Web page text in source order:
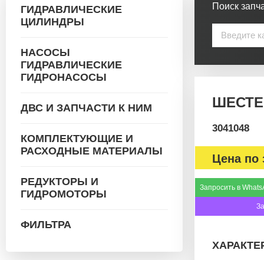
ГИДРАВЛИЧЕСКИЕ
ЦИЛИНДРЫ
НАСОСЫ
ГИДРАВЛИЧЕСКИЕ
ГИДРОНАСОСЫ
ДВС И ЗАПЧАСТИ К НИМ
КОМПЛЕКТУЮЩИЕ И
РАСХОДНЫЕ МАТЕРИАЛЫ
РЕДУКТОРЫ И
ГИДРОМОТОРЫ
ФИЛЬТРА
Поиск
3041048
Цена по
Запросить в